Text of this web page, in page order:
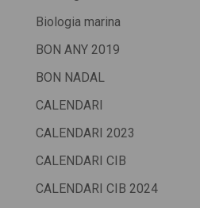
Biologia marina
BON ANY 2019
BON NADAL
CALENDARI
CALENDARI 2023
CALENDARI CIB
CALENDARI CIB 2024